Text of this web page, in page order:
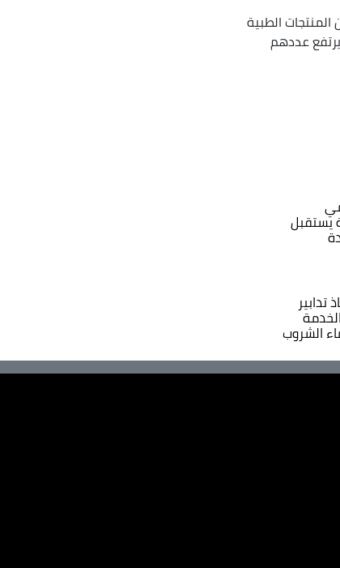
الطبية
عاملا ومن المرتقب أن يرتفع عددهم
يستقبل
تدابير
الشروب